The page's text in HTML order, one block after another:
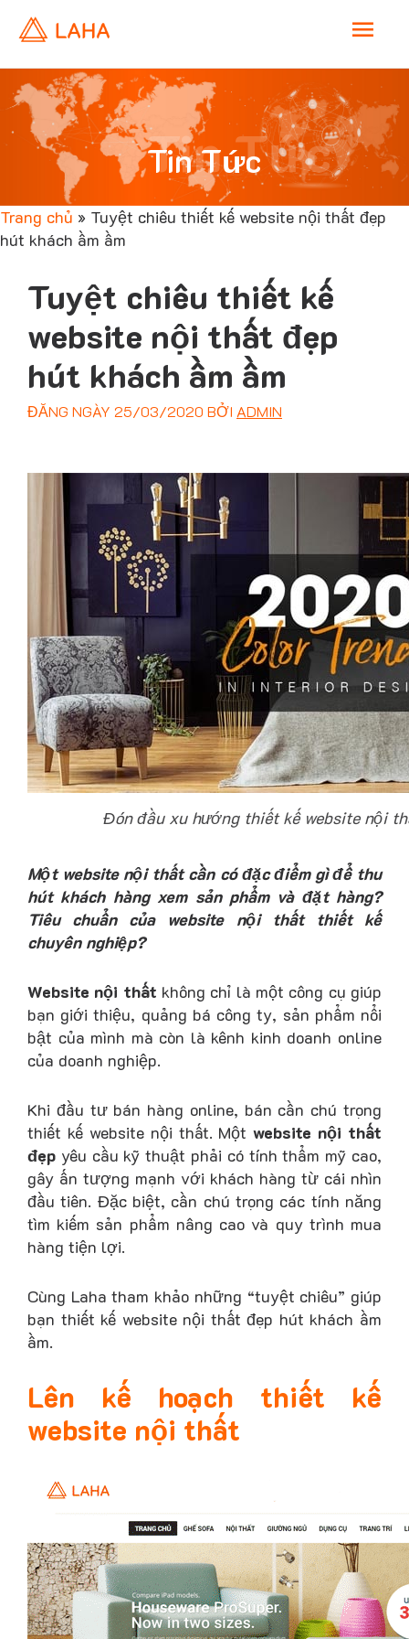
M
a
i
n
M
Trang chủ » Tuyệt chiêu thiết kế website nội thất đẹp
hút khách ầm ầm
Tin Tức
Tin Tức
Tuyệt chiêu thiết kế
website nội thất đẹp
hút khách ầm ầm
ĐĂNG NGÀY 25/03/2020 BỞI ADMIN
Đón đầu xu hướng thiết kế website nội
Một website nội thất cần có đặc điểm gì để thu
hút khách hàng xem sản phẩm và đặt hàng?
Tiêu chuẩn của website nội thất thiết kế
chuyên nghiệp?
Website nội thất không chỉ là một công cụ giúp
bạn giới thiệu, quảng bá công ty, sản phẩm nổi
bật của mình mà còn là kênh kinh doanh online
của doanh nghiệp.
Khi đầu tư bán hàng online, bán cần chú trọng
thiết kế website nội thất. Một website nội thất
đẹp yêu cầu kỹ thuật phải có tính thẩm mỹ cao,
gây ấn tượng mạnh với khách hàng từ cái nhìn
đầu tiên. Đặc biệt, cần chú trọng các tính năng
tìm kiếm sản phẩm nâng cao và quy trình mua
hàng tiện lợi.
Cùng Laha tham khảo những “tuyệt chiêu” giúp
bạn thiết kế website nội thất đẹp hút khách ầm
ầm.
Lên kế hoạch thiết kế
website nội thất